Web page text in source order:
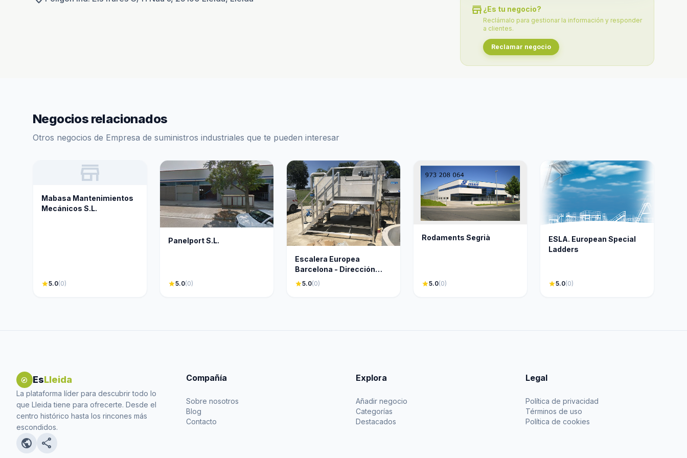
store ¿Es tu negocio?
Reclámalo para gestionar la información y responder
a clientes.
Reclamar negocio
Negocios relacionados
Otros negocios de Empresa de suministros industriales que te pueden interesar
store
Mabasa Mantenimientos
Mecánicos S.L.
star5.0(0)
Panelport S.L.
star5.0(0)
Escalera Europea
Barcelona - Dirección
Comercial España
star5.0(0)
Rodaments Segrià
star5.0(0)
ESLA. European Special
Ladders
star5.0(0)
explore EsLleida
La plataforma líder para descubrir todo lo
que Lleida tiene para ofrecerte. Desde el
centro histórico hasta los rincones más
escondidos.
public share
Compañía
Sobre nosotros
Blog
Contacto
Explora
Añadir negocio
Categorías
Destacados
Legal
Política de privacidad
Términos de uso
Política de cookies